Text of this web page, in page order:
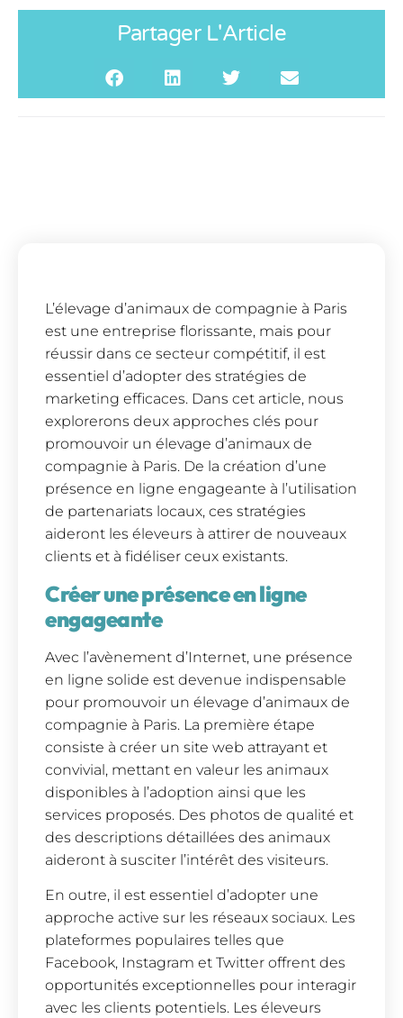
Partager L'Article
L’élevage d’animaux de compagnie à Paris
est une entreprise florissante, mais pour
réussir dans ce secteur compétitif, il est
essentiel d’adopter des stratégies de
marketing efficaces. Dans cet article, nous
explorerons deux approches clés pour
promouvoir un élevage d’animaux de
compagnie à Paris. De la création d’une
présence en ligne engageante à l’utilisation
de partenariats locaux, ces stratégies
aideront les éleveurs à attirer de nouveaux
clients et à fidéliser ceux existants.
Créer une présence en ligne
engageante
Avec l’avènement d’Internet, une présence
en ligne solide est devenue indispensable
pour promouvoir un élevage d’animaux de
compagnie à Paris. La première étape
consiste à créer un site web attrayant et
convivial, mettant en valeur les animaux
disponibles à l’adoption ainsi que les
services proposés. Des photos de qualité et
des descriptions détaillées des animaux
aideront à susciter l’intérêt des visiteurs.
En outre, il est essentiel d’adopter une
approche active sur les réseaux sociaux. Les
plateformes populaires telles que
Facebook, Instagram et Twitter offrent des
opportunités exceptionnelles pour interagir
avec les clients potentiels. Les éleveurs